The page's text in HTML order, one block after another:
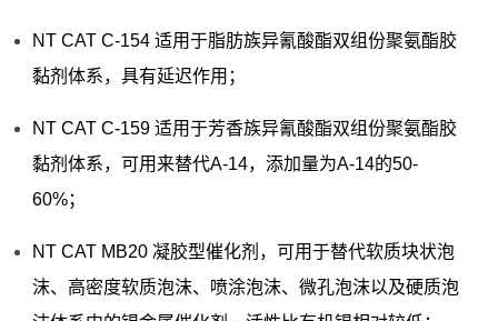
NT CAT C-154 适用于脂肪族异氰酸酯双组份聚氨酯胶
黏剂体系，具有延迟作用；
NT CAT C-159 适用于芳香族异氰酸酯双组份聚氨酯胶
黏剂体系，可用来替代A-14，添加量为A-14的50-
60%；
NT CAT MB20 凝胶型催化剂，可用于替代软质块状泡
沫、高密度软质泡沫、喷涂泡沫、微孔泡沫以及硬质泡